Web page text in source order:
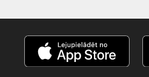
B2B
Kino
Klubs